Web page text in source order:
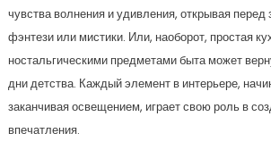
чувства волнения и удивления, открывая
фэнтези или мистики. Или, наоборот, простая
ностальгическими предметами быта может
дни детства. Каждый элемент в интерьере,
заканчивая освещением, играет свою роль в
впечатления.